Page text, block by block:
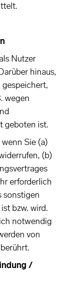
Nutzer
hinaus,
wegen
geboten ist.
Sie (a)
(b)
erforderlich
sonstigen
bzw. wird.
notwendig
von
/